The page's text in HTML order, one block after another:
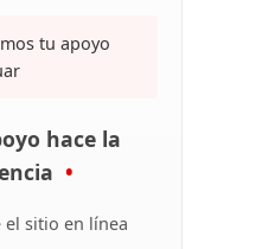
tu apoyo
hace la
el sitio en línea